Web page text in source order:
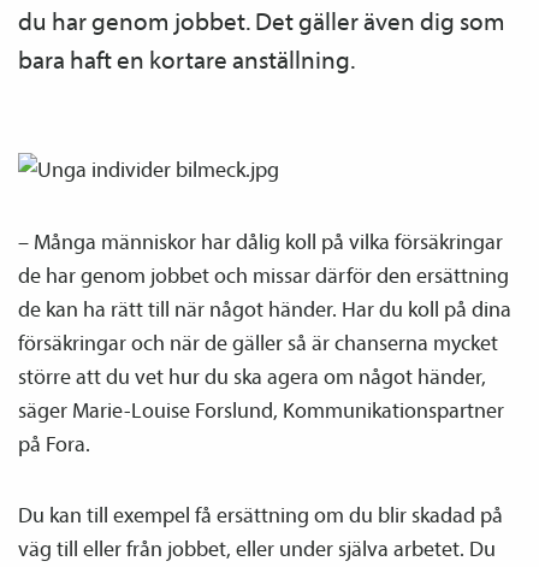
du har genom jobbet. Det gäller även dig som
bara haft en kortare anställning.
– Många människor har dålig koll på vilka försäkringar
de har genom jobbet och missar därför den ersättning
de kan ha rätt till när något händer. Har du koll på dina
försäkringar och när de gäller så är chanserna mycket
större att du vet hur du ska agera om något händer,
säger Marie-Louise Forslund, Kommunikations­partner
på Fora.
Du kan till exempel få ersättning om du blir skadad på
väg till eller från jobbet, eller under själva arbetet. Du